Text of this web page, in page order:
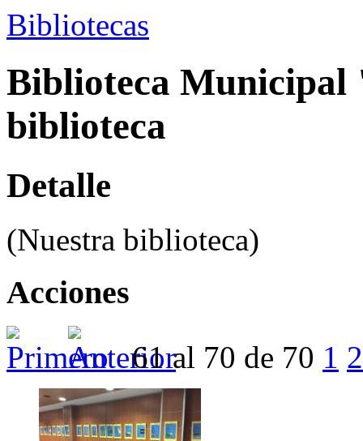
Bibliotecas
Biblioteca
biblioteca
Detalle
(Nuestra biblioteca)
Acciones
61 al 70 de 70 1 2